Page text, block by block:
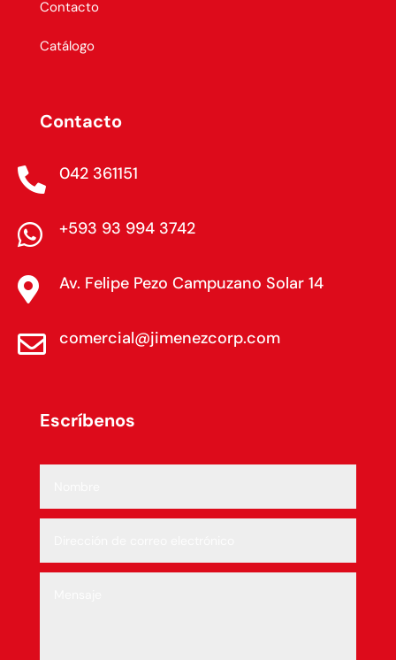
Contacto
Catálogo
Contacto
 042 361151
 +593 93 994 3742
 Av. Felipe Pezo Campuzano Solar 14
 comercial@jimenezcorp.com
Escríbenos